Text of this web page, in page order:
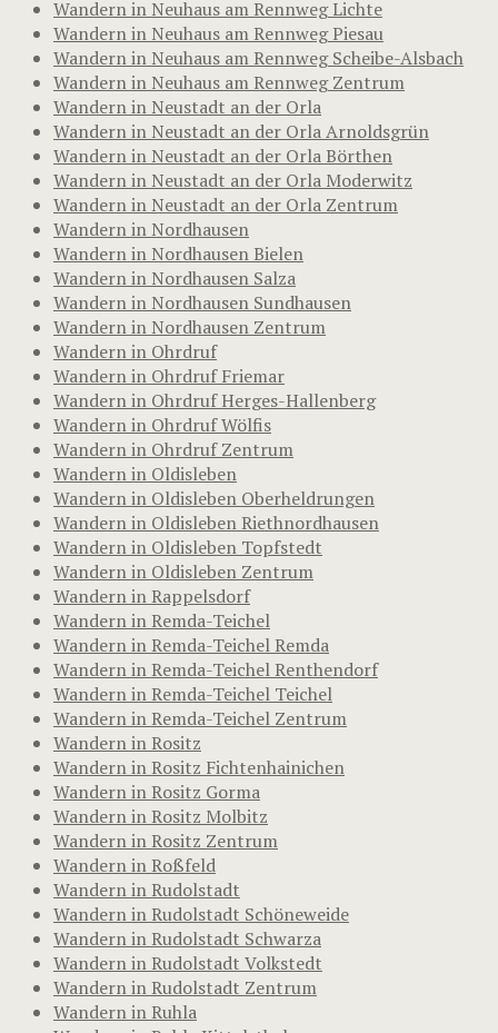
Wandern in Neuhaus am Rennweg Lichte
Wandern in Neuhaus am Rennweg Piesau
Wandern in Neuhaus am Rennweg Scheibe-Alsbach
Wandern in Neuhaus am Rennweg Zentrum
Wandern in Neustadt an der Orla
Wandern in Neustadt an der Orla Arnoldsgrün
Wandern in Neustadt an der Orla Börthen
Wandern in Neustadt an der Orla Moderwitz
Wandern in Neustadt an der Orla Zentrum
Wandern in Nordhausen
Wandern in Nordhausen Bielen
Wandern in Nordhausen Salza
Wandern in Nordhausen Sundhausen
Wandern in Nordhausen Zentrum
Wandern in Ohrdruf
Wandern in Ohrdruf Friemar
Wandern in Ohrdruf Herges-Hallenberg
Wandern in Ohrdruf Wölfis
Wandern in Ohrdruf Zentrum
Wandern in Oldisleben
Wandern in Oldisleben Oberheldrungen
Wandern in Oldisleben Riethnordhausen
Wandern in Oldisleben Topfstedt
Wandern in Oldisleben Zentrum
Wandern in Rappelsdorf
Wandern in Remda-Teichel
Wandern in Remda-Teichel Remda
Wandern in Remda-Teichel Renthendorf
Wandern in Remda-Teichel Teichel
Wandern in Remda-Teichel Zentrum
Wandern in Rositz
Wandern in Rositz Fichtenhainichen
Wandern in Rositz Gorma
Wandern in Rositz Molbitz
Wandern in Rositz Zentrum
Wandern in Roßfeld
Wandern in Rudolstadt
Wandern in Rudolstadt Schöneweide
Wandern in Rudolstadt Schwarza
Wandern in Rudolstadt Volkstedt
Wandern in Rudolstadt Zentrum
Wandern in Ruhla